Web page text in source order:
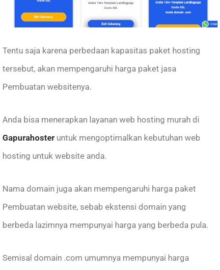
Tentu saja karena perbedaan kapasitas paket hosting
tersebut, akan mempengaruhi harga paket jasa
Pembuatan websitenya.
Anda bisa menerapkan layanan web hosting murah di
Gapurahoster untuk mengoptimalkan kebutuhan web
hosting untuk website anda.
Nama domain juga akan mempengaruhi harga paket
Pembuatan website, sebab ekstensi domain yang
berbeda lazimnya mempunyai harga yang berbeda pula.
Semisal domain .com umumnya mempunyai harga